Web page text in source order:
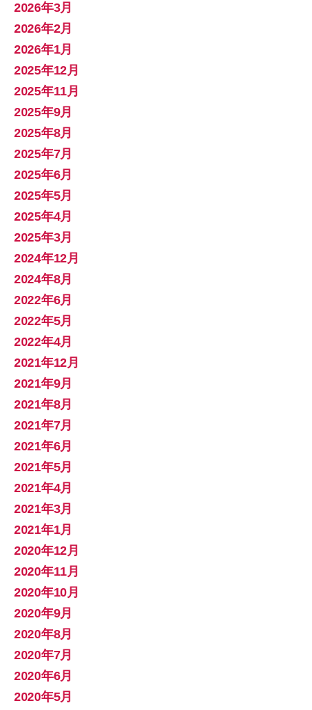
2026年3月
2026年2月
2026年1月
2025年12月
2025年11月
2025年9月
2025年8月
2025年7月
2025年6月
2025年5月
2025年4月
2025年3月
2024年12月
2024年8月
2022年6月
2022年5月
2022年4月
2021年12月
2021年9月
2021年8月
2021年7月
2021年6月
2021年5月
2021年4月
2021年3月
2021年1月
2020年12月
2020年11月
2020年10月
2020年9月
2020年8月
2020年7月
2020年6月
2020年5月